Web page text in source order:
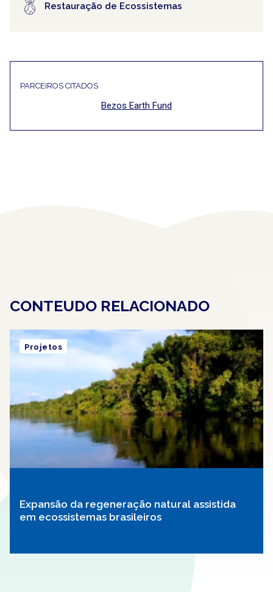
Restauração de Ecossistemas
PARCEIROS CITADOS
Bezos Earth Fund
CONTEUDO RELACIONADO
Expansão da regeneração natural assistida
em ecossistemas brasileiros
Projetos